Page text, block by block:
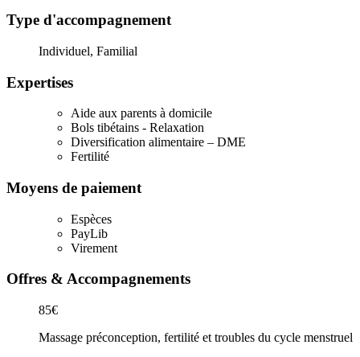
Type d'accompagnement
Individuel, Familial
Expertises
Aide aux parents à domicile
Bols tibétains - Relaxation
Diversification alimentaire – DME
Fertilité
Moyens de paiement
Espèces
PayLib
Virement
Offres & Accompagnements
85€
Massage préconception, fertilité et troubles du cycle menstruel